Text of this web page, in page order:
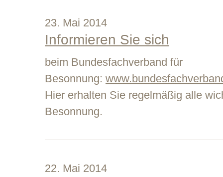
23. Mai 2014
Informieren Sie sich
beim Bundesfachverband für
Besonnung:
Hier erhalten Sie regelmäßig alle
Besonnung.
22. Mai 2014